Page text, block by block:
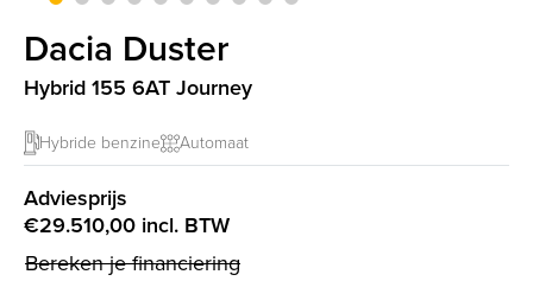
Dacia Duster
Hybrid 155 6AT Journey
Hybride benzine Automaat
Adviesprijs
€29.510,00 incl. BTW
Bereken je financiering